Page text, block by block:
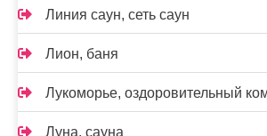
Линия саун, сеть саун
Лион, баня
Лукоморье, оздоровительный
Луна, сауна